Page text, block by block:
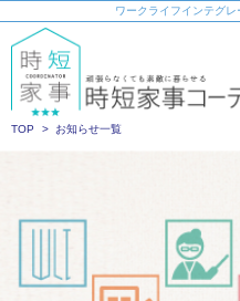
ワークライフインテグ
TOP お知らせ一覧